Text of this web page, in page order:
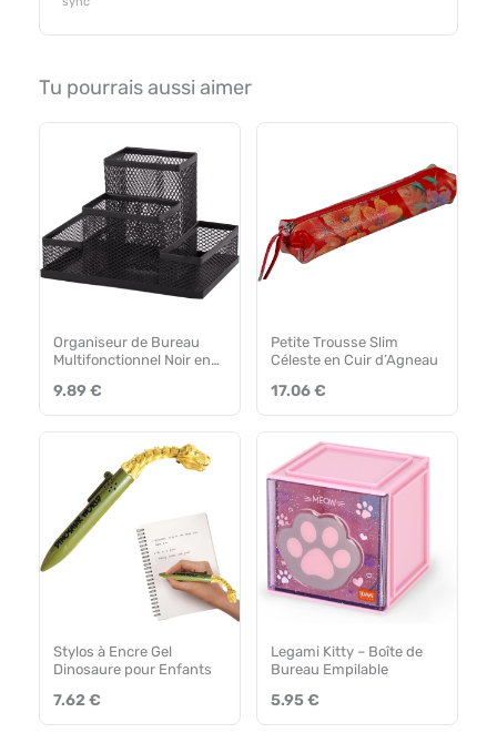
Tu pourrais aussi aimer
Organiseur de Bureau
Multifonctionnel Noir en
9.89 €
Petite Trousse Slim
Céleste en Cuir d’Agneau
17.06 €
Stylos à Encre Gel
Dinosaure pour Enfants
7.62 €
Legami Kitty – Boîte de
Bureau Empilable
5.95 €